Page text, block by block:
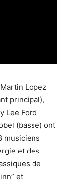
Lopez
principal),
Lee Ford
(basse) ont
musiciens
et des
de
et